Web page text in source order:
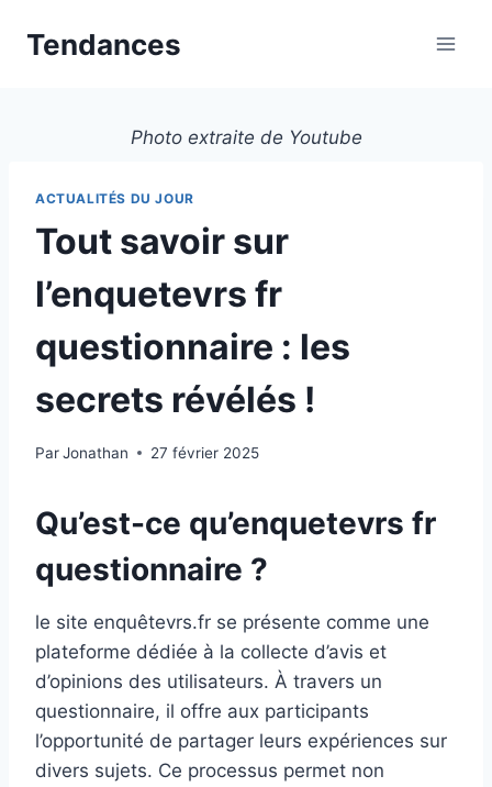
Tendances
Photo extraite de Youtube
ACTUALITÉS DU JOUR
Tout savoir sur
l’enquetevrs fr
questionnaire : les
secrets révélés !
ParJonathan 27 février 2025
Qu’est-ce qu’enquetevrs fr
questionnaire ?
le site enquêtevrs.fr se présente comme une
plateforme dédiée à la collecte d’avis et
d’opinions des utilisateurs. À travers un
questionnaire, il offre aux participants
l’opportunité de partager leurs expériences sur
divers sujets. Ce processus permet non